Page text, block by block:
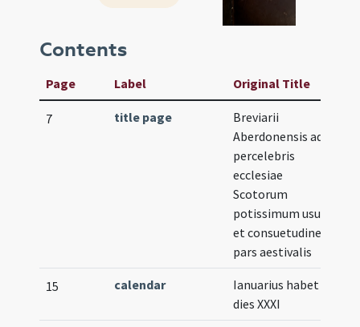
Contents
Page Label Original Title
7 title page
Breviarii
Aberdonensis ad
percelebris
ecclesiae
Scotorum
potissimum usum
et consuetudinem
pars aestivalis
15 calendar
Ianuarius habet
dies XXXI